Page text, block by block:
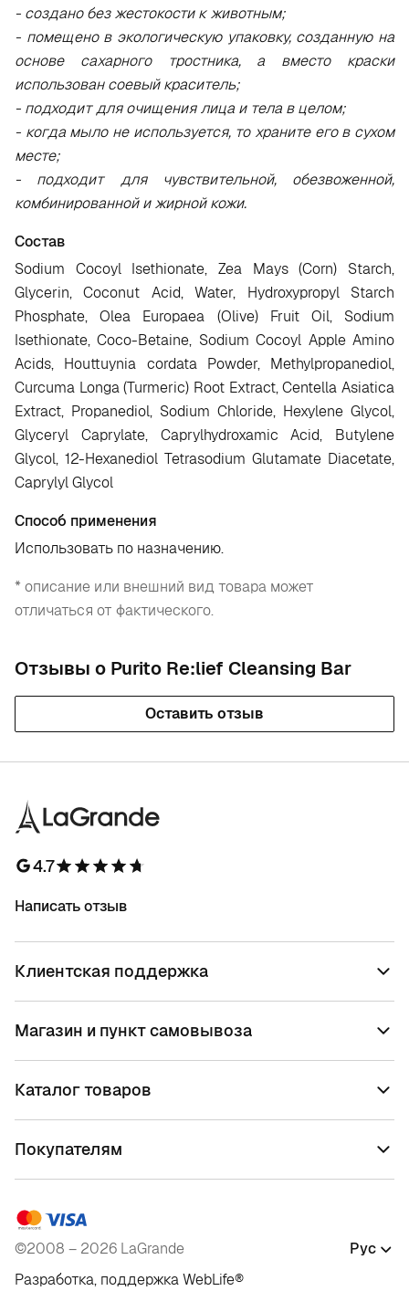
- создано без жестокости к животным;
- помещено в экологическую упаковку, созданную на
основе сахарного тростника, а вместо краски
использован соевый краситель;
- подходит для очищения лица и тела в целом;
- когда мыло не используется, то храните его в сухом
месте;
- подходит для чувствительной, обезвоженной,
комбинированной и жирной кожи.
Состав
Sodium Cocoyl Isethionate, Zea Mays (Corn) Starch,
Glycerin, Coconut Acid, Water, Hydroxypropyl Starch
Phosphate, Olea Europaea (Olive) Fruit Oil, Sodium
Isethionate, Coco-Betaine, Sodium Cocoyl Apple Amino
Acids, Houttuynia cordata Powder, Methylpropanediol,
Curcuma Longa (Turmeric) Root Extract, Centella Asiatica
Extract, Propanediol, Sodium Chloride, Hexylene Glycol,
Glyceryl Caprylate, Caprylhydroxamic Acid, Butylene
Glycol, 12-Hexanediol Tetrasodium Glutamate Diacetate,
Caprylyl Glycol
Способ применения
Использовать по назначению.
* описание или внешний вид товара может
отличаться от фактического.
Отзывы о Purito Re:lief Cleansing Bar
Оставить отзыв
4.7
Написать отзыв
Клиентская поддержка
Магазин и пункт самовывоза
Каталог товаров
Покупателям
©2008 – 2026 LaGrande
Рус
Разработка, поддержкаWebLife®